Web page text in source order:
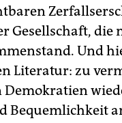
Gesellschaft,
Und
Literatur: zu
Demokratien
Bequemlichkeit